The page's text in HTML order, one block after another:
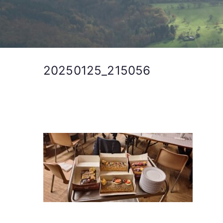
20250125_215056